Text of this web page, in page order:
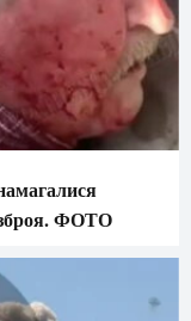
зброя. ФОТО